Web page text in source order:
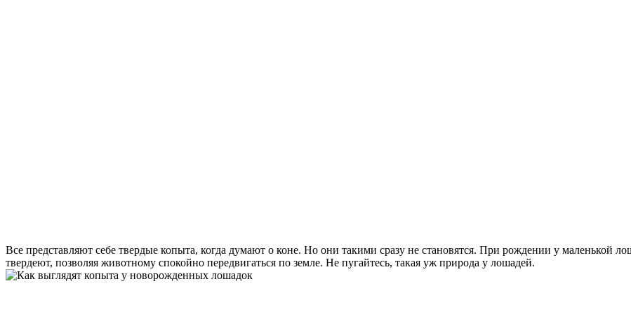
Все представляют себе твердые копыта, когда думают о коне. Но они такими сразу не становятся. При рождении у маленькой
твердеют, позволяя животному спокойно передвигаться по земле. Не пугайтесь, такая уж природа у лошадей.